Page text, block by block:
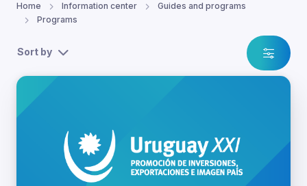
Home Information center
Guides and programs
Programs
Sort by